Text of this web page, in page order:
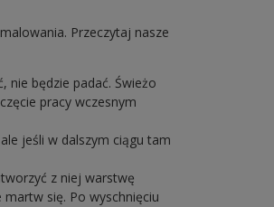
Przeczytaj nasze
nie będzie padać. Świeżo
pracy wczesnym
jeśli w dalszym ciągu tam
z niej warstwę
martw się. Po wyschnięciu